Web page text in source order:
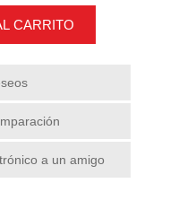
CARRITO
a un amigo